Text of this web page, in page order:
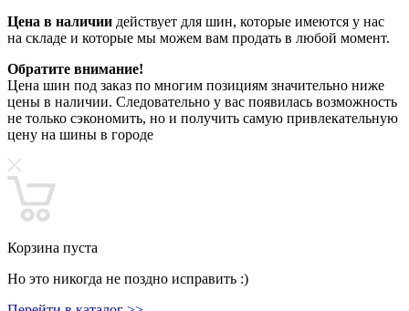
Цена в наличии действует для шин, которые имеются у нас
на складе и которые мы можем вам продать в любой момент.
Обратите внимание!
Цена шин под заказ по многим позициям значительно ниже
цены в наличии. Следовательно у вас появилась возможность
не только сэкономить, но и получить самую привлекательную
цену на шины в городе
Корзина пуста
Но это никогда не поздно исправить :)